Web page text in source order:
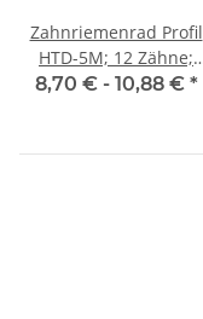
Zahnriemenrad Profil
HTD-5M; 12 Zähne;
Riemenbreite 15 mm
8,70 € - 10,88 € *